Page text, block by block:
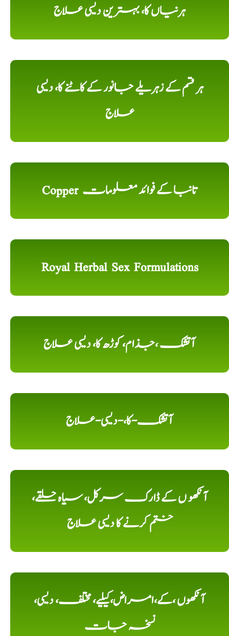
ہرنیاں کا، بہترین دیسی علاج
ہر قسم کے زہریلے جانور کے کاٹنے کا، دیسی
علاج
Copper تانبا کے فوائد معلومات
Royal Herbal Sex Formulations
آتشک ،جذام، کوڑھ کا، دیسی علاج
آتشک-کا،-دیسی-علاج
آنکھو ں کے ڈارک سرکل، سیاہ حلقے،
ختم کرنے کا دیسی علاج
آنکھوں ،کے،امراض،کیلیے، مختلف، دیسی،
نسخہ جات